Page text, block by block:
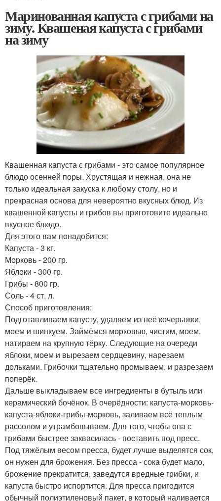
Маринованная капуста с грибами на
зиму. Квашеная капуста с грибами
на зиму
Квашенная капуста с грибами - это самое популярное
блюдо осенней поры. Хрустящая и нежная, она не
только идеальная закуска к любому столу, но и
прекрасная основа для невероятно вкусных блюд. Из
квашенной капусты и грибов вы приготовите идеально
вкусное блюдо.
Для этого вам понадобится:
Капуста - 3 кг.
Морковь - 200 гр.
Яблоки - 300 гр.
Грибы - 800 гр.
Соль - 4 ст. л.
Способ приготовления:
Подготавливаем капусту, удаляем из неё кочерыжки,
моем и шинкуем. Займёмся морковью, чистим, моем,
натираем на крупную тёрку. Следующие на очереди
яблоки, моем и вырезаем сердцевину, нарезаем
дольками. Грибочки тщательно промываем, и разрезаем
поперёк.
Дальше выкладываем все ингредиенты в бутыль или
керамический бочёнок. В очерёдности: капуста-морковь-
капуста-яблоки-грибы-морковь, заливаем всё теплым
рассолом и утрамбовываем. Для того, чтобы она с
грибами быстрее заквасилась - поставить под пресс.
Под тяжёлым весом пресса, будет лучше выделятся сок,
он нужен для брожения. Без пресса - сока будет мало,
брожение прекратится, заведутся вредные грибки, и
капуста быстро испортится. Для пресса пригодится
обычный полиэтиленовый пакет, в который наливается